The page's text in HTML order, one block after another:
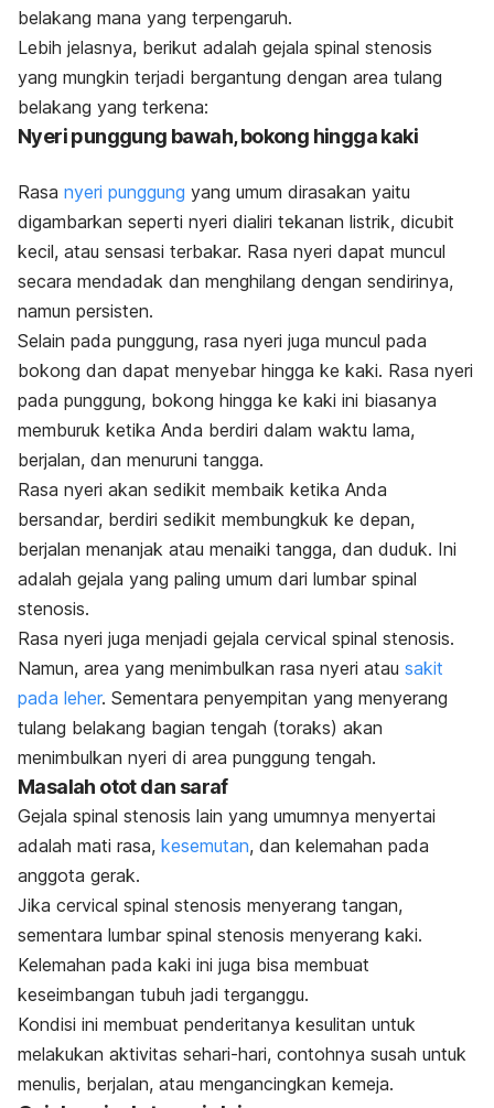
belakang mana yang terpengaruh.
Lebih jelasnya, berikut adalah gejala spinal stenosis
yang mungkin terjadi bergantung dengan area tulang
belakang yang terkena:
Nyeri punggung bawah, bokong hingga kaki
Rasa nyeri punggung yang umum dirasakan yaitu
digambarkan seperti nyeri dialiri tekanan listrik, dicubit
kecil, atau sensasi terbakar. Rasa nyeri dapat muncul
secara mendadak dan menghilang dengan sendirinya,
namun persisten.
Selain pada punggung, rasa nyeri juga muncul pada
bokong dan dapat menyebar hingga ke kaki. Rasa nyeri
pada punggung, bokong hingga ke kaki ini biasanya
memburuk ketika Anda berdiri dalam waktu lama,
berjalan, dan menuruni tangga.
Rasa nyeri akan sedikit membaik ketika Anda
bersandar, berdiri sedikit membungkuk ke depan,
berjalan menanjak atau menaiki tangga, dan duduk. Ini
adalah gejala yang paling umum dari lumbar spinal
stenosis.
Rasa nyeri juga menjadi gejala cervical spinal stenosis.
Namun, area yang menimbulkan rasa nyeri atau sakit
pada leher. Sementara penyempitan yang menyerang
tulang belakang bagian tengah (toraks) akan
menimbulkan nyeri di area punggung tengah.
Masalah otot dan saraf
Gejala spinal stenosis lain yang umumnya menyertai
adalah mati rasa, kesemutan, dan kelemahan pada
anggota gerak.
Jika cervical spinal stenosis menyerang tangan,
sementara lumbar spinal stenosis menyerang kaki.
Kelemahan pada kaki ini juga bisa membuat
keseimbangan tubuh jadi terganggu.
Kondisi ini membuat penderitanya kesulitan untuk
melakukan aktivitas sehari-hari, contohnya susah untuk
menulis, berjalan, atau mengancingkan kemeja.